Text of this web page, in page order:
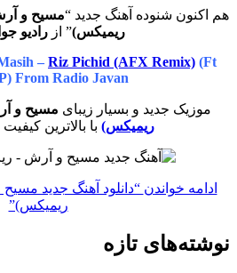
هم اکنون شنوده آهنگ جدید “مسیح و
ریمیکس)” ازرادیو
– Riz Pichid (AFX Remix) (Ft
From Radio Javan
موزیک جدید و بسیار زیبای مسیح و
ریمیکس) با بالاترین
ادامه خواندن
ریمیکس)”
نوشته‌های تازه